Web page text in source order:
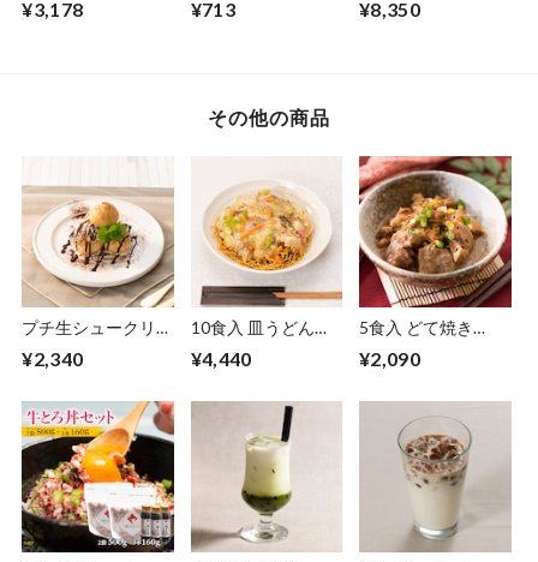
【30400081】【冷
¥3,178 ¥713
牛とろ丼のたれ1本
¥8,350
その他の商品
プチ生シュークリー
ム 50個～55個
【20030294】【冷
¥2,340
10食入 皿うどん
【10020196】【冷
凍】
¥4,440
5食入 どて焼き
120g
【11440002】【冷
¥2,090